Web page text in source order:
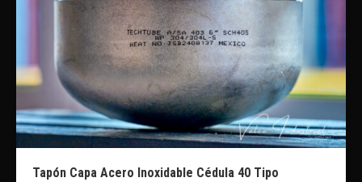
Tapón Capa Acero Inoxidable Cédula 40 Tipo